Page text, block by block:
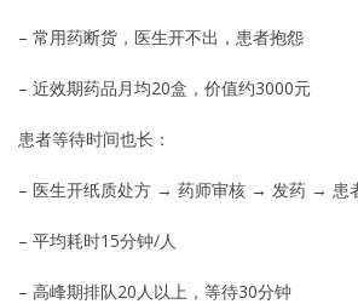
– 常用药断货，医生开不出，患者抱怨
– 近效期药品月均20盒，价值约3000元
患者等待时间也长：
– 医生开纸质处方 → 药师审核 → 发药 → 患
– 平均耗时15分钟/人
– 高峰期排队20人以上，等待30分钟